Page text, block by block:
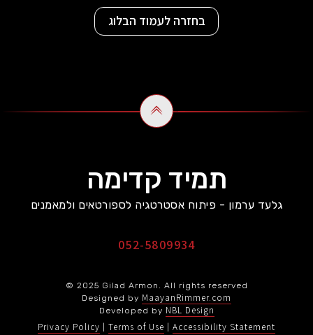
בחזרה לעמוד הבלוג
תמיד קדימה
גלעד ערמון - פיתוח אסטרטגיה לספורטאים ולמאמנים
052-5809934
© 2025 Gilad Armon. All rights reserved
Designed by MaayanRimmer.com
Developed by NBL Design
Privacy Policy
Terms of Use Accessibility Statement